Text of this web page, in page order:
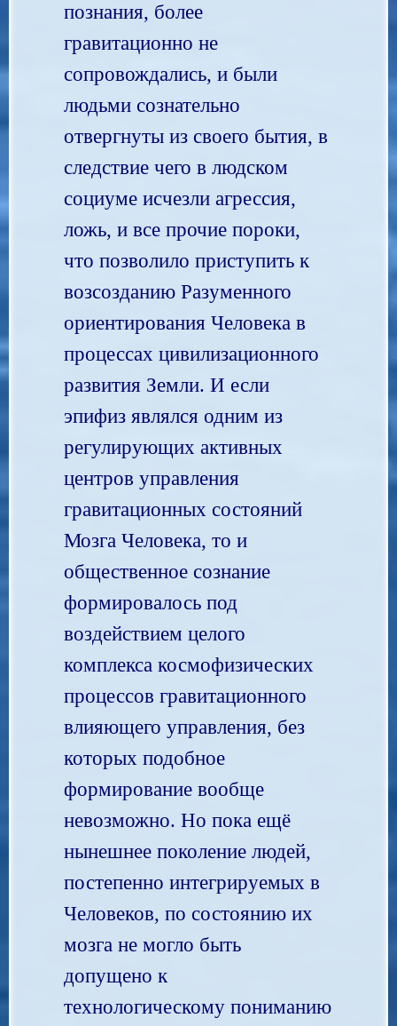
познания, более
гравитационно не
сопровождались, и были
людьми сознательно
отвергнуты из своего бытия, в
следствие чего в людском
социуме исчезли агрессия,
ложь, и все прочие пороки,
что позволило приступить к
возсозданию Разуменного
ориентирования Человека в
процессах цивилизационного
развития Земли. И если
эпифиз являлся одним из
регулирующих активных
центров управления
гравитационных состояний
Мозга Человека, то и
общественное сознание
формировалось под
воздействием целого
комплекса космофизических
процессов гравитационного
влияющего управления, без
которых подобное
формирование вообще
невозможно. Но пока ещё
нынешнее поколение людей,
постепенно интегрируемых в
Человеков, по состоянию их
мозга не могло быть
допущено к
технологическому пониманию